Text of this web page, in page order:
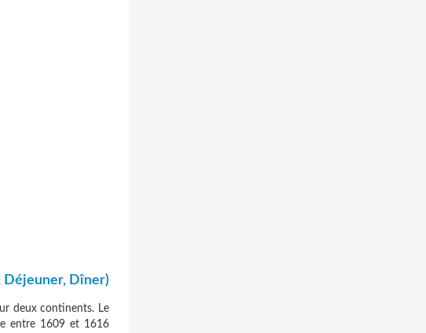
Dîner)
deux continents. Le
entre 1609 et 1616